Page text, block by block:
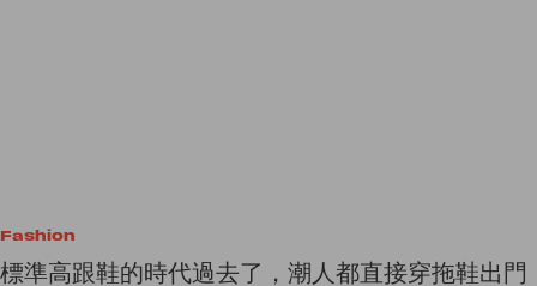
標準高跟鞋的時代過去了，潮人都直接穿拖鞋出門
了！